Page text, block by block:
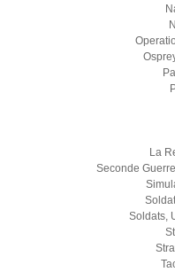
La
Seconde
Soldats,